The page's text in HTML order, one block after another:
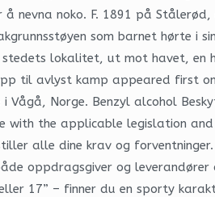
nevna noko. F. 1891 på
som barnet hørte
lokalitet, ut mot havet, en
til avlyst kamp appeared first on
Norge. Benzyl alcohol
with the applicable legislation
alle dine krav og forventninger.
oppdragsgiver og leverandører
17” – finner du en sporty